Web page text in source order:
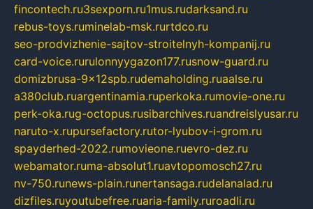
fincontech.ru3sexporn.ru1mus.rudarksand.ru
rebus-toys.ruminelab-msk.rurtdco.ru
seo-prodvizhenie-sajtov-stroitelnyh-kompanij.ru
card-voice.rurulonnyygazon177.rusnow-guard.ru
domizbrusa-9x12spb.rudemaholding.ruaalse.ru
a380club.ruargentinamia.ruperkoka.rumovie-one.ru
perk-oka.rug-octopus.rusibarchives.ruandreislyusar.ru
naruto-x.rupursefactory.rutor-lyubov-i-grom.ru
spayderhed-2022.rumovieone.ruevro-dez.ru
webamator.ruma-absolut1.ruavtopomosch27.ru
nv-750.runews-plain.runertansaga.rudelanalad.ru
dizfiles.ruyoutubefree.ruaria-family.ruroadli.ru